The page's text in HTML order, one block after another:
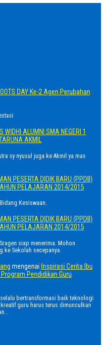
DAY Ke-2 Agen Perubahan
WIDHI ALUMNI SMA NEGERI 1
AKMIL
sy nyusul juga ke Akmil ya mas
PESERTA DIDIK BARU (PPDB)
PELAJARAN 2014/2015
Kesiswaan.
PESERTA DIDIK BARU (PPDB)
PELAJARAN 2014/2015
siap menerima. Mohon
ke Sekolah secepanya.
mengenai Inspirasi Cerita Ibu
Pendidikan Guru
bertransformasi baik teknologi
guru harus terus dimunculkan